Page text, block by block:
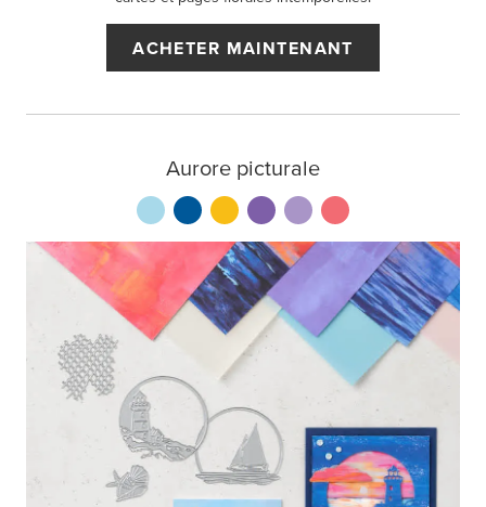
ACHETER MAINTENANT
Aurore picturale